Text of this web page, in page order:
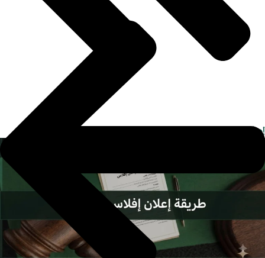
إجراءات المحكمة العمالية